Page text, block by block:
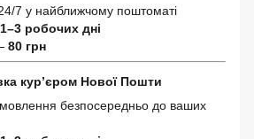
7 у найближчому поштоматі
1–3 робочих дні
80 грн
кур’єром Нової Пошти
безпосередньо до ваших